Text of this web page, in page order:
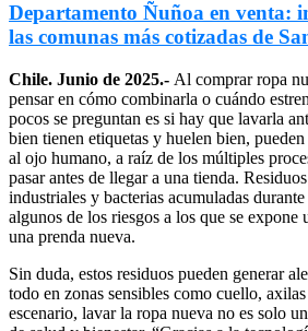
Departamento Ñuñoa en venta:
las comunas más cotizadas de
Chile. Junio de 2025.- Al comprar ropa
pensar en cómo combinarla o cuándo
pocos se preguntan es si hay que lavarla
bien tienen etiquetas y huelen bien,
al ojo humano, a raíz de los múltiples
pasar antes de llegar a una tienda.
industriales y bacterias acumuladas
algunos de los riesgos a los que se expone
una prenda nueva.
Sin duda, estos residuos pueden generar
todo en zonas sensibles como cuello,
escenario, lavar la ropa nueva no es solo